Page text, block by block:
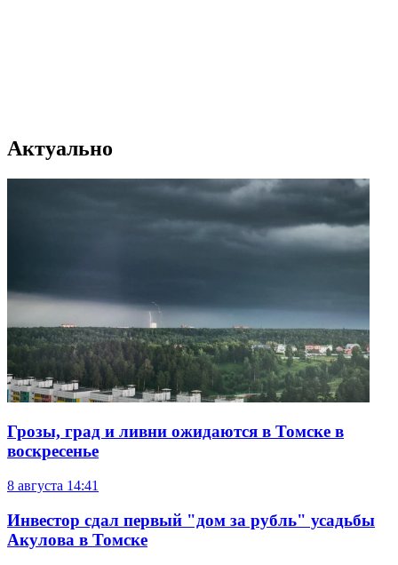
Актуально
Грозы, град и ливни ожидаются в Томске в
воскресенье
8 августа 14:41
Инвестор сдал первый "дом за рубль" усадьбы
Акулова в Томске